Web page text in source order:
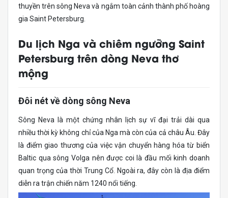
thuyền trên sông Neva và ngắm toàn cảnh thành phố hoàng
gia Saint Petersburg.
Du lịch Nga và chiêm ngưỡng Saint
Petersburg trên dòng Neva thơ
mộng
Đôi nét về dòng sông Neva
Sông Neva là một chứng nhân lịch sự vĩ đại trải dài qua
nhiều thời kỳ không chỉ của Nga mà còn của cả châu Âu. Đây
là điểm giao thương của việc vận chuyển hàng hóa từ biển
Baltic qua sông Volga nên được coi là đầu mối kinh doanh
quan trọng của thời Trung Cổ. Ngoài ra, đây còn là địa điểm
diễn ra trận chiến năm 1240 nổi tiếng.